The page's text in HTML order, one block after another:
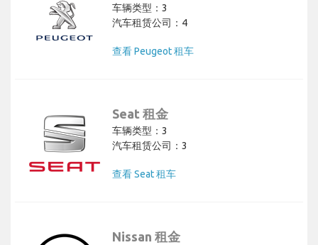
车辆类型：3
汽车租赁公司：4
查看 Peugeot 租车
Seat 租金
车辆类型：3
汽车租赁公司：3
查看 Seat 租车
Nissan 租金